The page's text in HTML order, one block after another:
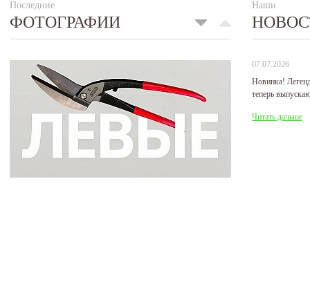
Последние
ФОТОГРАФИИ
Наши
07.07.2026
Новинка!
теперь
Читать дальше